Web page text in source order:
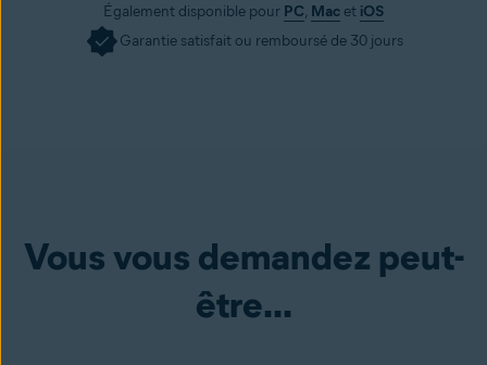
Également disponible pour PC, Mac et iOS
Garantie satisfait ou remboursé de 30 jours
Vous vous demandez peut-
être...